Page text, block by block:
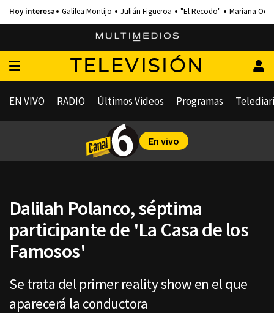
Galilea Montijo Julián Figueroa "El Recodo" Mariana
TELEVISIÓN
EN VIVO RADIO Últimos Videos Programas
En vivo
Dalilah Polanco, séptima
participante de 'La Casa de los
Famosos'
Se trata del primer reality show en el que
aparecerá la conductora